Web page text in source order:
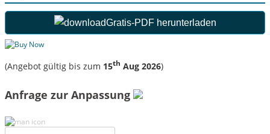
Gratis-PDF herunterladen
(Angebot gültig bis zum 15th Aug 2026)
Anfrage zur Anpassung